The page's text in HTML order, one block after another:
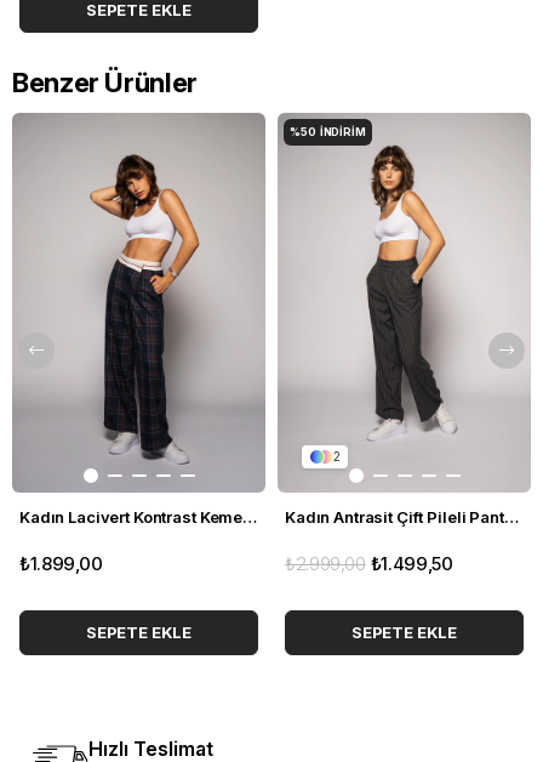
SEPETE EKLE
Benzer Ürünler
Kadın Lacivert Kontrast Kemerli Ekose Pantolon
₺1.899,00
SEPETE EKLE
2
Kadın Antrasit Çift Pileli Pantolon
₺1.499,50
₺2.999,00
SEPETE EKLE
%50 İNDIRIM
Hızlı Teslimat